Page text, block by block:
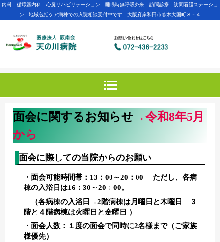
内科 循環器内科 心臓リハビリテーション 睡眠時無呼吸外来 訪問診療 訪問看護ステーショ
ン 地域包括ケア病棟での入院相談受付中です 大阪府岸和田市春木大国町８－４
面会に関するお知らせ →令和8年5月
から
面会に際しての当院からのお願い
・面会可能時間帯：13：00～20：00 ただし、各病
棟の入浴日は16：30～20：00。
（各病棟の入浴日→2階病棟は月曜日と木曜日 ３
階と４階病棟は火曜日と金曜日 ）
・面会人数：１度の面会で同時に2名様まで（ご家族
様優先）